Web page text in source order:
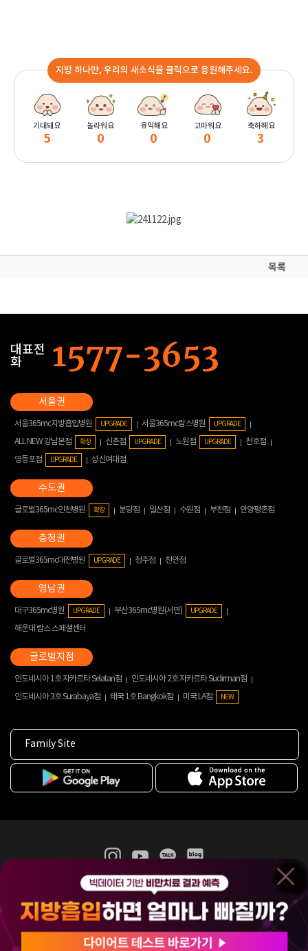
지방 하나만, 우리의 새소식을 클릭으로 응원해주세요.
기대돼요
5
놀라워요
0
유익해요
0
고마워요
0
축하해요
3
목록
대표전
화
서울365mc지방흡입병원 UPGRADE 서울365mc람스병원 UPGRADE
ALL NEW 강남본점 확장 신촌점 UPGRADE 노원점 UPGRADE
천호점
영등포점
UPGRADE 성신여대점
글로벌365mc인천병원 확장 분당점 일산점 수원점 부천점 안양평촌점
글로벌365mc대전병원 UPGRADE 청주점 천안점
대구365mc병원 UPGRADE 부산365mc병원(서면) UPGRADE
해운대 람스 스페셜센터
인도네시아 1호 자카르타 Selatan점
인도네시아 2호 자카르타 Sudirman점
인도네시아 3호 Surabaya점
태국 1호 Bangkok점 미국 LA점 NEW
Family Site
365mc 병·의원 이용약관
홈페이지 이용약관
비급여진료수가
(주)365mcㅣ서울특별시 서초구 서초대로52길 7, 3~4층(서초동, 제일빌딩)
120-87-04354ㅣ김남철